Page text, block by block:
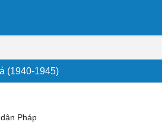
(1940-1945)
Pháp